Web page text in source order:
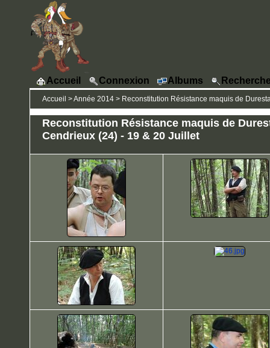
Accueil Connexion Albums
Accueil >Année 2014 > Reconstitution Résistance maquis de
Reconstitution Résistance maquis de
Cendrieux (24) - 19 & 20 Juillet